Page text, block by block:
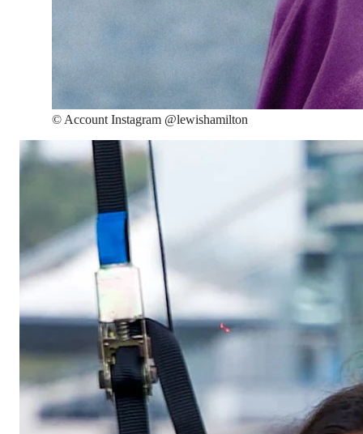
© Account Instagram @lewishamilton